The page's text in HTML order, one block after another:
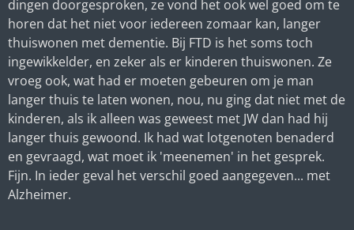
dingen doorgesproken, ze vond het ook wel goed om te
horen dat het niet voor iedereen zomaar kan, langer
thuiswonen met dementie. Bij FTD is het soms toch
ingewikkelder, en zeker als er kinderen thuiswonen. Ze
vroeg ook, wat had er moeten gebeuren om je man
langer thuis te laten wonen, nou, nu ging dat niet met de
kinderen, als ik alleen was geweest met JW dan had hij
langer thuis gewoond. Ik had wat lotgenoten benaderd
en gevraagd, wat moet ik 'meenemen' in het gesprek.
Fijn. In ieder geval het verschil goed aangegeven... met
Alzheimer.